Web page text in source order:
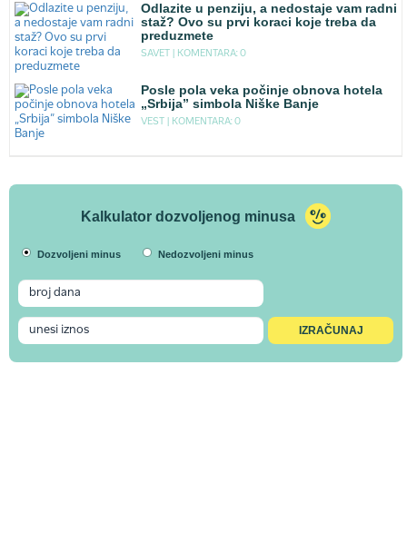
Odlazite u penziju, a nedostaje vam radni
staž? Ovo su prvi koraci koje treba da
preduzmete
SAVET | KOMENTARA: 0
Posle pola veka počinje obnova hotela
„Srbija” simbola Niške Banje
VEST | KOMENTARA: 0
Kalkulator dozvoljenog minusa
Dozvoljeni minus Nedozvoljeni minus